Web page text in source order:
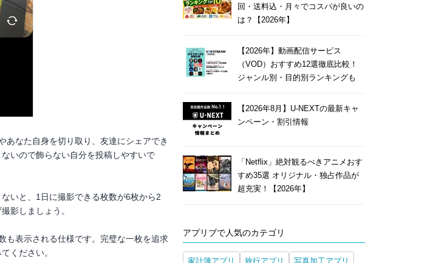
あなた自身を切り取り、友達にシェアでき
いので飾らない自分を投稿しやすいで
いと、1日に撮影できる枚数が6枚から2
影しましょう。
も表示される仕様です。完璧な一枚を追求
ください。
回・送料込・月々でコスパが良いの
は？【2026年】
【2026年】動画配信サービス
（VOD）おすすめ12選徹底比較！
ジャンル別・目的別ランキングも
【2026年8月】U-NEXTの最新キャ
ンペーン・割引情報
「Netflix」絶対観るべきアニメおす
すめ35選 オリジナル・独占作品が
超充実！【2026年】
アプリブで人気のカテゴリ
家計簿アプリ 旅行アプリ 写真加工アプリ